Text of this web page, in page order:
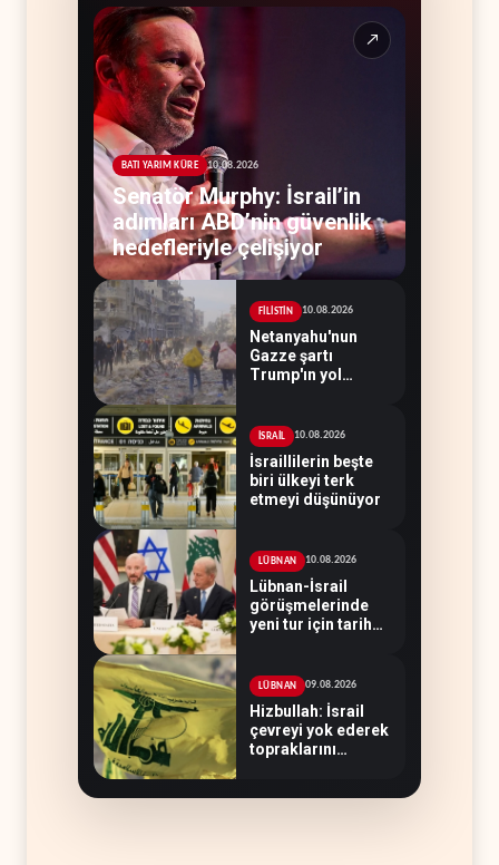
↗
BATI YARIM KÜRE 10.08.2026
Senatör Murphy: İsrail’in
adımları ABD’nin güvenlik
hedefleriyle çelişiyor
FİLİSTİN 10.08.2026
Netanyahu'nun
Gazze şartı
Trump'ın yol
İSRAİL 10.08.2026
İsraillilerin beşte
biri ülkeyi terk
etmeyi düşünüyor
LÜBNAN 10.08.2026
Lübnan-İsrail
görüşmelerinde
yeni tur için tarih
LÜBNAN 09.08.2026
Hizbullah: İsrail
çevreyi yok ederek
topraklarını